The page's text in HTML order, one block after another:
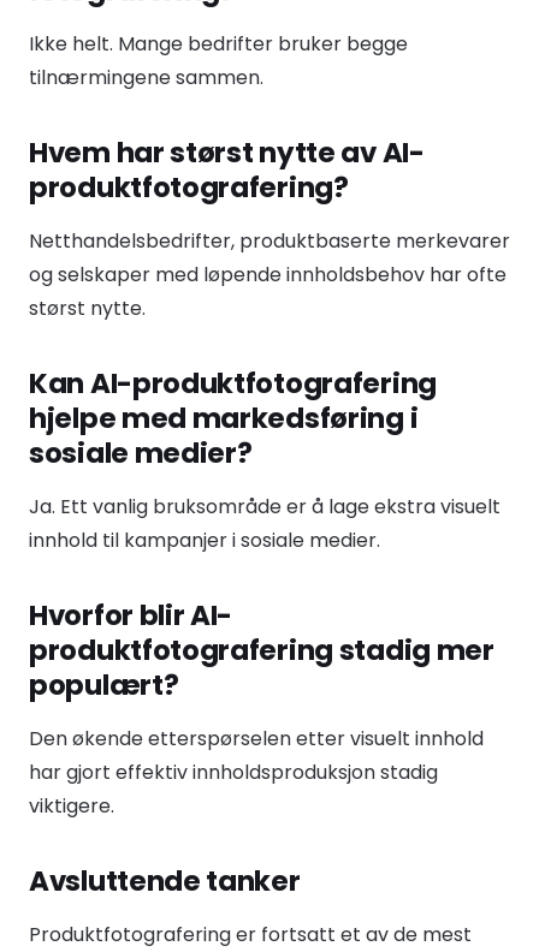
Ikke helt. Mange bedrifter bruker begge
tilnærmingene sammen.
Hvem har størst nytte av AI-
produktfotografering?
Netthandelsbedrifter, produktbaserte merkevarer
og selskaper med løpende innholdsbehov har ofte
størst nytte.
Kan AI-produktfotografering
hjelpe med markedsføring i
sosiale medier?
Ja. Ett vanlig bruksområde er å lage ekstra visuelt
innhold til kampanjer i sosiale medier.
Hvorfor blir AI-
produktfotografering stadig mer
populært?
Den økende etterspørselen etter visuelt innhold
har gjort effektiv innholdsproduksjon stadig
viktigere.
Avsluttende tanker
Produktfotografering er fortsatt et av de mest